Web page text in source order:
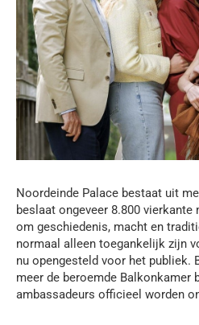
Noordeinde Palace bestaat uit
beslaat ongeveer 8.800 vierkante
om geschiedenis, macht en
normaal alleen toegankelijk zijn
nu opengesteld voor het publiek.
meer de beroemde Balkonkamer
ambassadeurs officieel worden